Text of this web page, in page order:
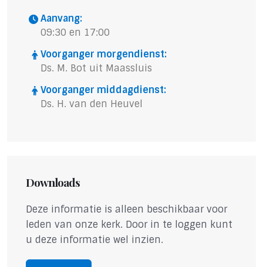
Aanvang:
09:30 en 17:00
Voorganger morgendienst:
Ds. M. Bot uit Maassluis
Voorganger middagdienst:
Ds. H. van den Heuvel
Downloads
Deze informatie is alleen beschikbaar voor
leden van onze kerk. Door in te loggen kunt
u deze informatie wel inzien.